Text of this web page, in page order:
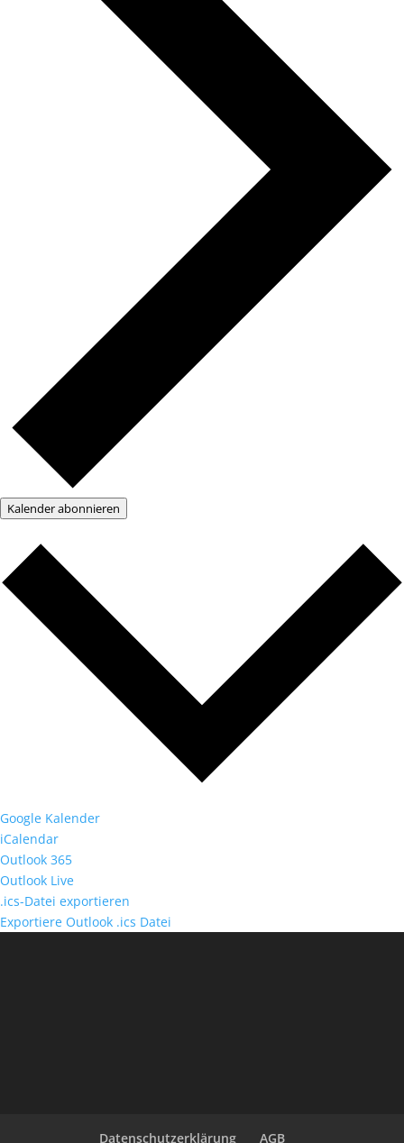
Kalender abonnieren
Google Kalender
iCalendar
Outlook 365
Outlook Live
.ics-Datei exportieren
Exportiere Outlook .ics Datei
Datenschutzerklärung AGB